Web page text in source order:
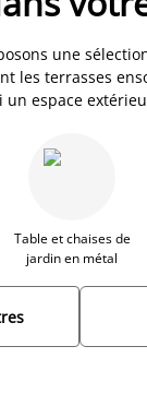
une
les terrasses
un espace
bistrot
de savourer
Table et chaises de
jardin en métal